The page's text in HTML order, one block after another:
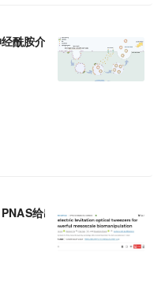
酰胺介导膜出芽破解再生医学
给出新解：加个 让粒